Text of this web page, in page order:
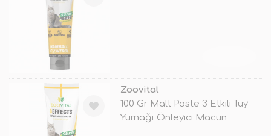
Zoovital
100 Gr Malt Paste 3 Etkili Tüy
Yumağı Önleyici Macun